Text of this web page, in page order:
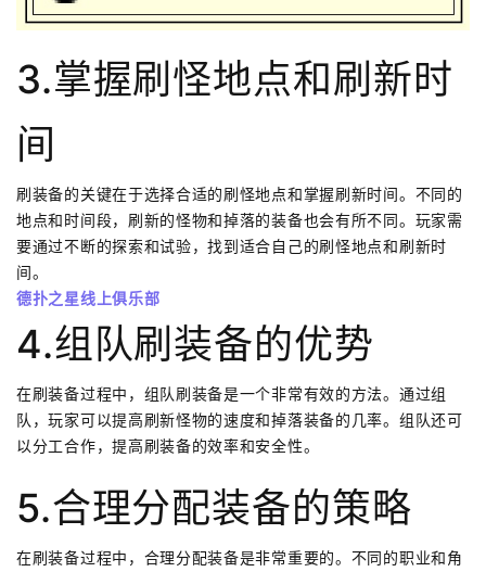
3.掌握刷怪地点和刷新时
间
刷装备的关键在于选择合适的刷怪地点和掌握刷新时间。不同的
地点和时间段，刷新的怪物和掉落的装备也会有所不同。玩家需
要通过不断的探索和试验，找到适合自己的刷怪地点和刷新时
间。
德扑之星线上俱乐部
4.组队刷装备的优势
在刷装备过程中，组队刷装备是一个非常有效的方法。通过组
队，玩家可以提高刷新怪物的速度和掉落装备的几率。组队还可
以分工合作，提高刷装备的效率和安全性。
5.合理分配装备的策略
在刷装备过程中，合理分配装备是非常重要的。不同的职业和角